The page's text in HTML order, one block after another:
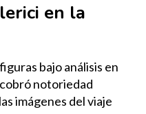
en la
bajo análisis en
notoriedad
imágenes del viaje